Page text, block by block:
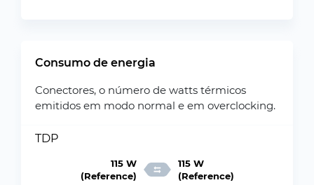
Consumo de energia
Conectores, o número de watts térmicos
emitidos em modo normal e em overclocking.
TDP
115 W
(Reference)
115 W
(Reference)